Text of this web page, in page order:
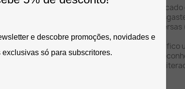
excelente resistência ao
condições climatéricas
Gráfico
contraste, imediatamente
nacionalidades ou níveis de